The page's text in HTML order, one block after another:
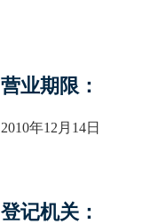
营业期限：
2010年12月14日
登记机关：